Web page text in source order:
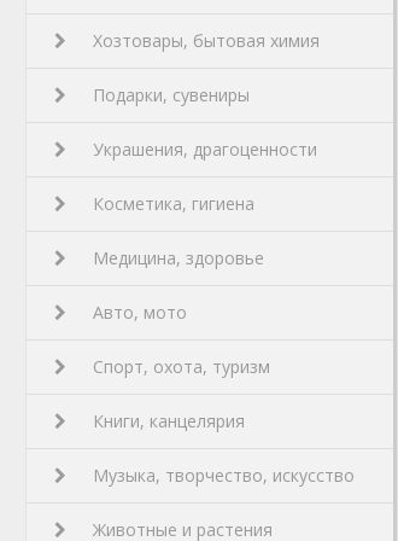
Хозтовары, бытовая химия
Подарки, сувениры
Украшения, драгоценности
Косметика, гигиена
Медицина, здоровье
Авто, мото
Спорт, охота, туризм
Книги, канцелярия
Музыка, творчество, искусство
Животные и растения